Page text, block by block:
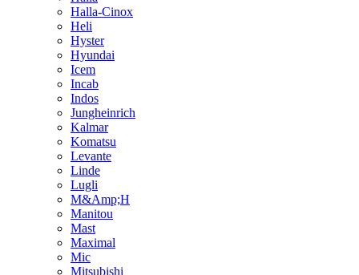
Halla-Cinox
Heli
Hyster
Hyundai
Icem
Incab
Indos
Jungheinrich
Kalmar
Komatsu
Levante
Linde
Lugli
M&Amp;H
Manitou
Mast
Maximal
Mic
Mitsubishi